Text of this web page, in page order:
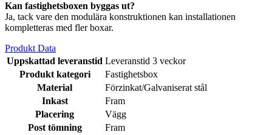
Kan fastighetsboxen byggas ut?
Ja, tack vare den modulära konstruktionen kan installationen
kompletteras med fler boxar.
Produkt Data
Uppskattad leveranstid Leveranstid 3 veckor
Produkt kategori
Fastighetsbox
Material
Förzinkat/Galvaniserat stål
Inkast
Fram
Placering
Vägg
Post tömning
Fram